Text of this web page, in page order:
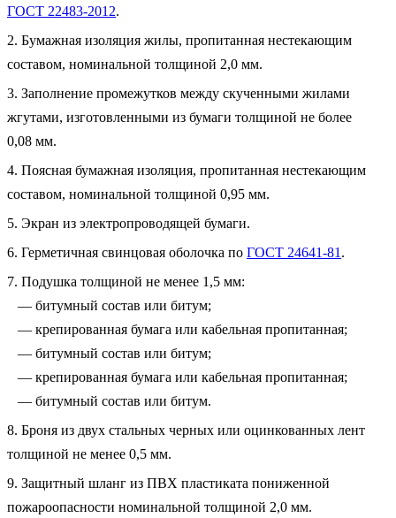
ГОСТ 22483-2012.
2. Бумажная изоляция жилы, пропитанная нестекающим
составом, номинальной толщиной 2,0 мм.
3. Заполнение промежутков между скученными жилами
жгутами, изготовленными из бумаги толщиной не более
0,08 мм.
4. Поясная бумажная изоляция, пропитанная нестекающим
составом, номинальной толщиной 0,95 мм.
5. Экран из электропроводящей бумаги.
6. Герметичная свинцовая оболочка по ГОСТ 24641-81 .
7. Подушка толщиной не менее 1,5 мм:
— битумный состав или битум;
— крепированная бумага или кабельная пропитанная;
— битумный состав или битум;
— крепированная бумага или кабельная пропитанная;
— битумный состав или битум.
8. Броня из двух стальных черных или оцинкованных лент
толщиной не менее 0,5 мм.
9. Защитный шланг из ПВХ пластиката пониженной
пожароопасности номинальной толщиной 2,0 мм.